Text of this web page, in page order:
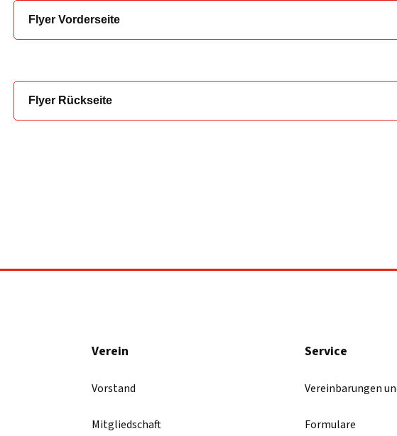
Flyer Vorderseite
Flyer Rückseite
Verein
Vorstand
Mitgliedschaft
Service
Vereinbarungen
Formulare